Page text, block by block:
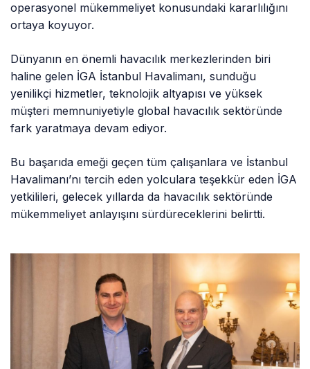
operasyonel mükemmeliyet konusundaki kararlılığını
ortaya koyuyor.
Dünyanın en önemli havacılık merkezlerinden biri
haline gelen İGA İstanbul Havalimanı, sunduğu
yenilikçi hizmetler, teknolojik altyapısı ve yüksek
müşteri memnuniyetiyle global havacılık sektöründe
fark yaratmaya devam ediyor.
Bu başarıda emeği geçen tüm çalışanlara ve İstanbul
Havalimanı’nı tercih eden yolculara teşekkür eden İGA
yetkilileri, gelecek yıllarda da havacılık sektöründe
mükemmeliyet anlayışını sürdüreceklerini belirtti.